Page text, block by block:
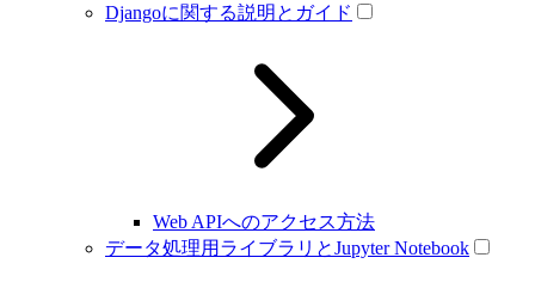
Djangoに関する説明とガイド
Web APIへのアクセス方法
データ処理用ライブラリとJupyter Notebook